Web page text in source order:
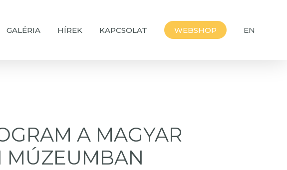
GALÉRIA HÍREK KAPCSOLAT WEBSHOP EN
A MAGYAR
MÚZEUMBAN